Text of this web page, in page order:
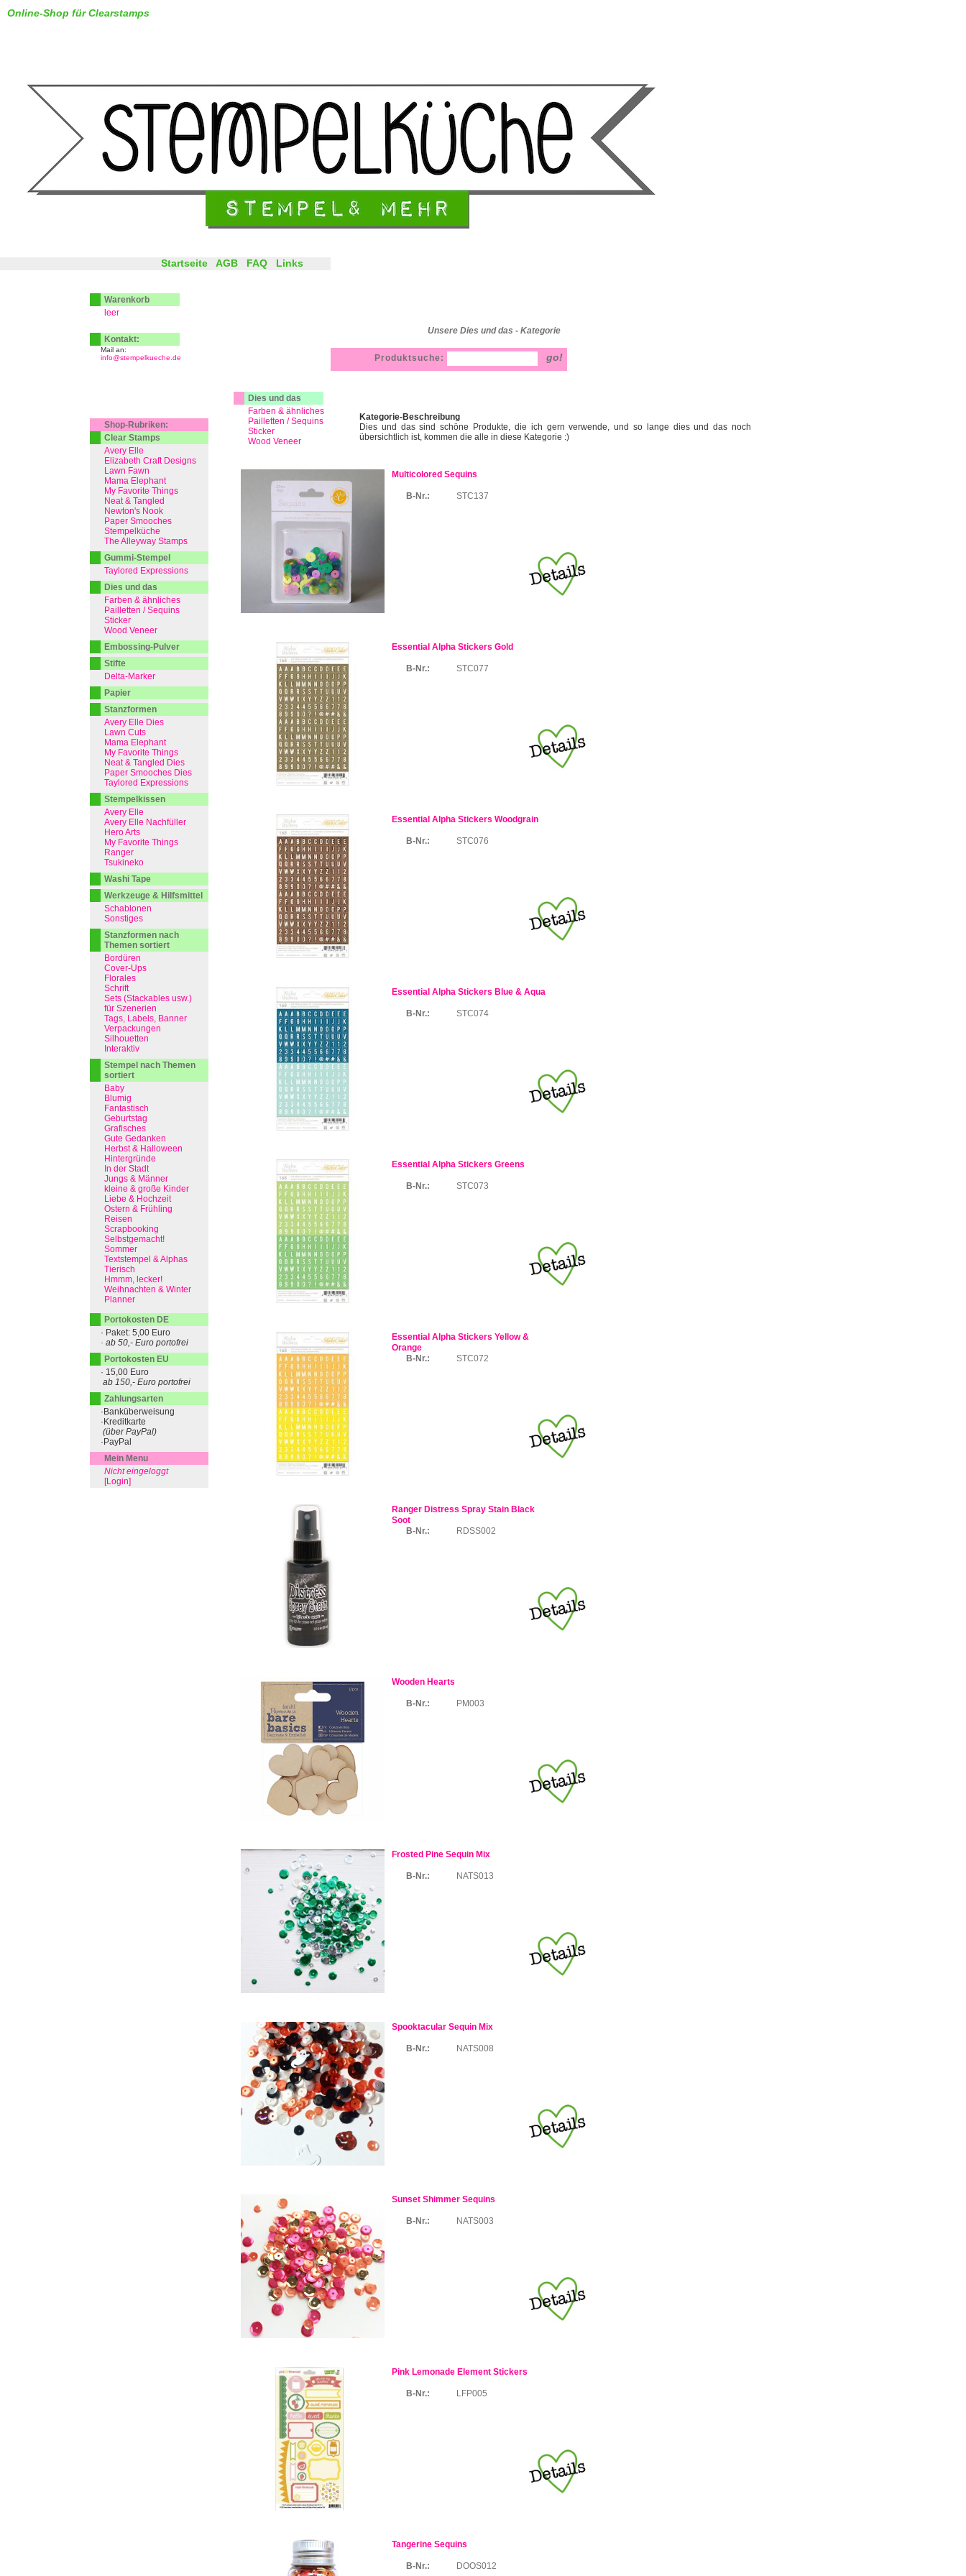
Unsere Dies und das - Kategorie
Online-Shop für Clearstamps
Dies und das
Farben & ähnliches
Pailletten / Sequins
Sticker
Wood Veneer
Kategorie-Beschreibung
Dies und das sind schöne Produkte, die ich gern verwende, und so lange dies und das noch
übersichtlich ist, kommen die alle in diese Kategorie :)
Multicolored Sequins
B-Nr.: STC137
Essential Alpha Stickers Gold
B-Nr.: STC077
Essential Alpha Stickers Woodgrain
B-Nr.: STC076
Essential Alpha Stickers Blue & Aqua
B-Nr.: STC074
Essential Alpha Stickers Greens
B-Nr.: STC073
Essential Alpha Stickers Yellow &
Orange
B-Nr.:
STC072
Ranger Distress Spray Stain Black
Soot
B-Nr.:
RDSS002
Wooden Hearts
B-Nr.: PM003
Frosted Pine Sequin Mix
B-Nr.: NATS013
Spooktacular Sequin Mix
B-Nr.: NATS008
Sunset Shimmer Sequins
B-Nr.: NATS003
Pink Lemonade Element Stickers
B-Nr.: LFP005
Tangerine Sequins
B-Nr.: DOOS012
Startseite AGB FAQ Links
Produktsuche:
Warenkorb
leer
Kontakt:
Mail an:
info@stempelkueche.de
Shop-Rubriken:
Clear Stamps
Avery Elle
Elizabeth Craft Designs
Lawn Fawn
Mama Elephant
My Favorite Things
Neat & Tangled
Newton's Nook
Paper Smooches
Stempelküche
The Alleyway Stamps
Gummi-Stempel
Taylored Expressions
Dies und das
Farben & ähnliches
Pailletten / Sequins
Sticker
Wood Veneer
Embossing-Pulver
Stifte
Delta-Marker
Papier
Stanzformen
Avery Elle Dies
Lawn Cuts
Mama Elephant
My Favorite Things
Neat & Tangled Dies
Paper Smooches Dies
Taylored Expressions
Stempelkissen
Avery Elle
Avery Elle Nachfüller
Hero Arts
My Favorite Things
Ranger
Tsukineko
Washi Tape
Werkzeuge & Hilfsmittel
Schablonen
Sonstiges
Stanzformen nach
Themen sortiert
Bordüren
Cover-Ups
Florales
Schrift
Sets (Stackables usw.)
für Szenerien
Tags, Labels, Banner
Verpackungen
Silhouetten
Interaktiv
Stempel nach Themen
sortiert
Baby
Blumig
Fantastisch
Geburtstag
Grafisches
Gute Gedanken
Herbst & Halloween
Hintergründe
In der Stadt
Jungs & Männer
kleine & große Kinder
Liebe & Hochzeit
Ostern & Frühling
Reisen
Scrapbooking
Selbstgemacht!
Sommer
Textstempel & Alphas
Tierisch
Hmmm, lecker!
Weihnachten & Winter
Planner
Portokosten DE
· Paket: 5,00 Euro
· ab 50,- Euro portofrei
Portokosten EU
· 15,00 Euro
ab 150,- Euro portofrei
Zahlungsarten
·Banküberweisung
·Kreditkarte
(über PayPal)
·PayPal
Mein Menu
Nicht eingeloggt
[Login]